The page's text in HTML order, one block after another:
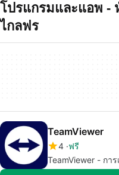
โปรแกรมและแอพ -
ไกลฟร
TeamViewer
4 ฟรี
TeamViewer - กา